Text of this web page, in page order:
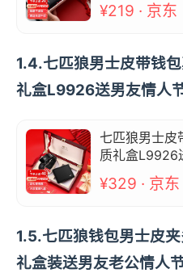
¥219 · 京东
1.4.七匹狼男士皮带钱
礼盒L9926送男友情人
七匹狼男士皮
质礼盒L9926
¥329 · 京东
1.5.七匹狼钱包男士皮
礼盒装送男友老公情人